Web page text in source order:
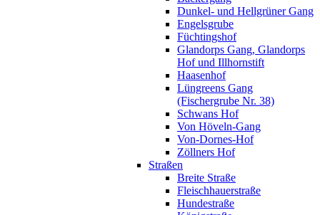
Dunkel- und Hellgrüner Gang
Engelsgrube
Füchtingshof
Glandorps Gang, Glandorps
Hof und Illhornstift
Haasenhof
Lüngreens Gang
(Fischergrube Nr. 38)
Schwans Hof
Von Höveln-Gang
Von-Dornes-Hof
Zöllners Hof
Straßen
Breite Straße
Fleischhauerstraße
Hundestraße